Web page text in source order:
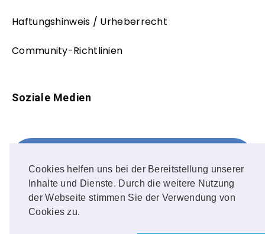
Cookies helfen uns bei der Bereitstellung unserer
Inhalte und Dienste. Durch die weitere Nutzung
der Webseite stimmen Sie der Verwendung von
Cookies zu.
Haftungshinweis / Urheberrecht
Community-Richtlinien
Soziale Medien
FOLLOW ME!
Instagram
OUR PHOTOS!